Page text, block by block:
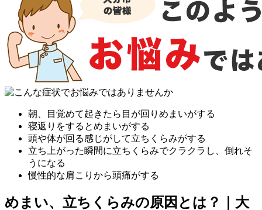
朝、目覚めて起きたら目が回りめまいがする
寝返りをするとめまいがする
頭や体が回る感じがして立ちくらみがする
立ち上がった瞬間に立ちくらみでクラクラし、倒れそ
うになる
慢性的な肩こりから頭痛がする
めまい、立ちくらみの原因とは？｜大